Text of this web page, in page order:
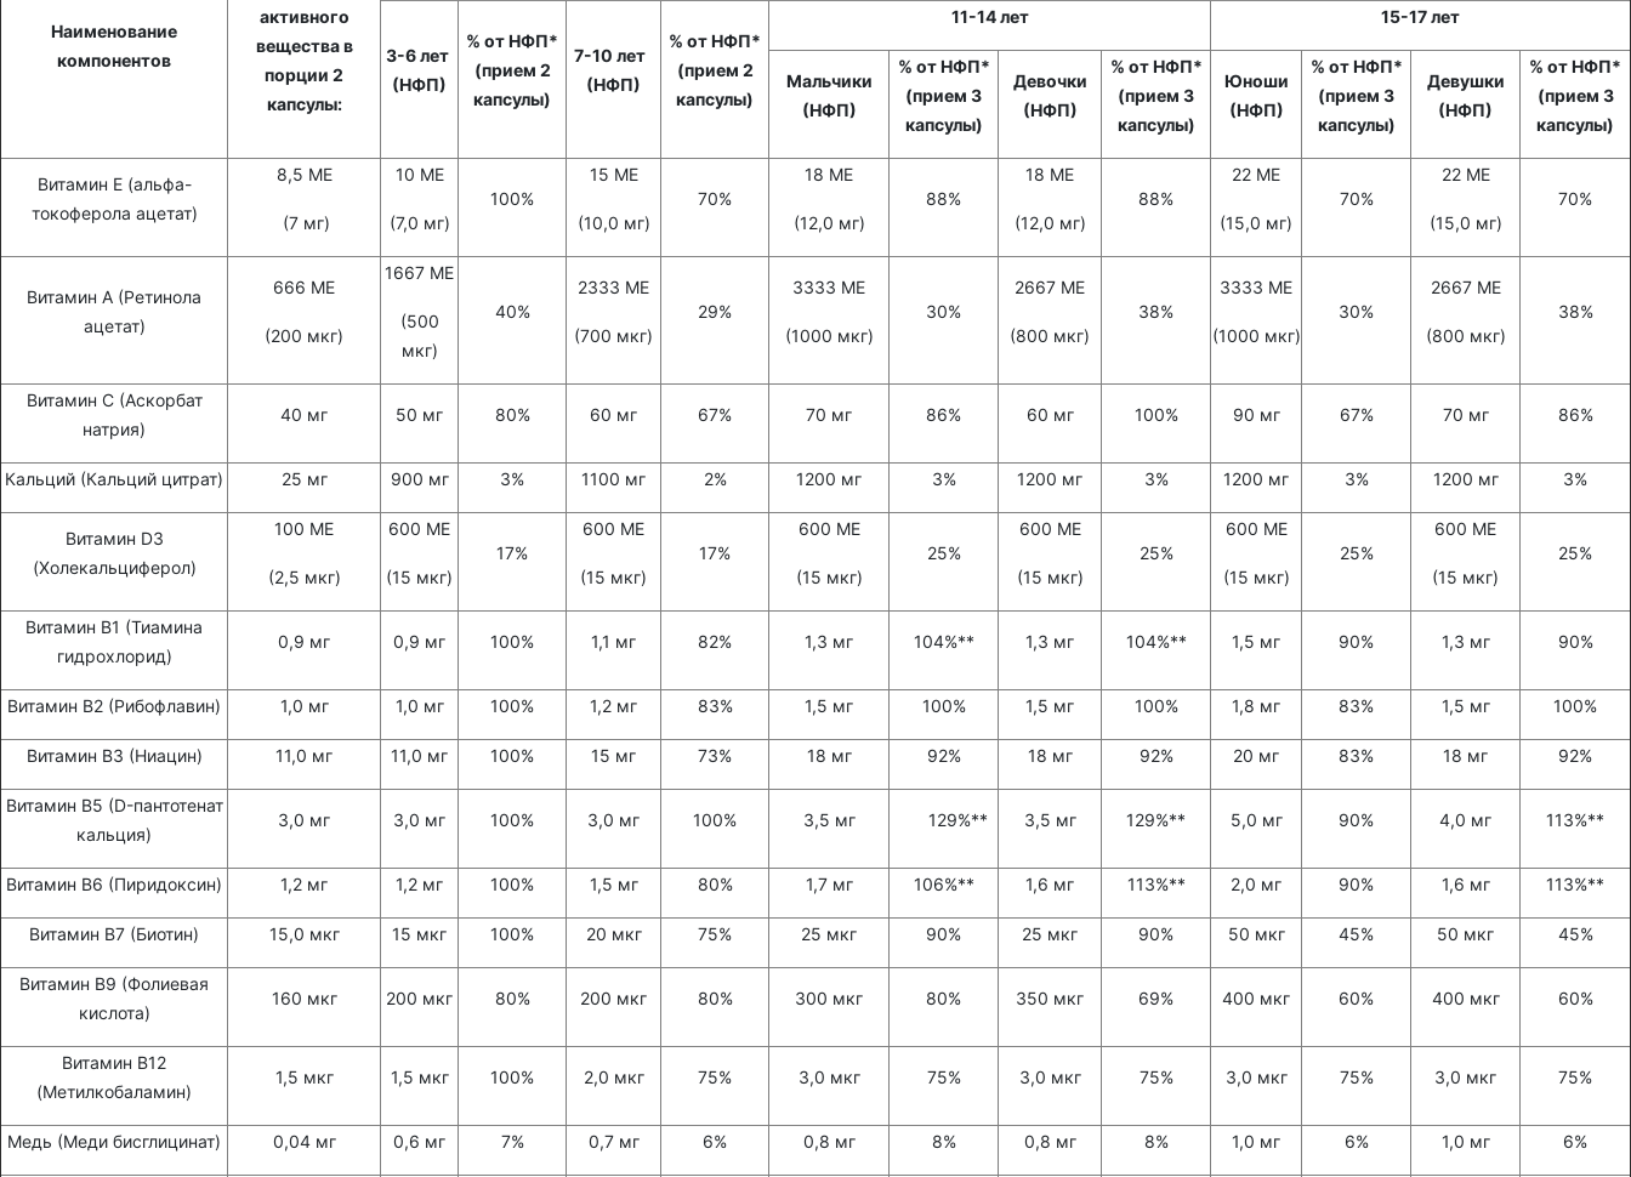
Наименование
компонентов
активного
вещества в
порции 2
капсулы:
3-6 лет
(НФП)
% от НФП*
(прием 2
капсулы)
7-10 лет
(НФП)
% от НФП*
(прием 2
капсулы)
11-14 лет 15-17 лет
Мальчики
(НФП)
% от НФП*
(прием 3
капсулы)
Девочки
(НФП)
% от НФП*
(прием 3
капсулы)
Юноши
(НФП)
% от НФП*
(прием 3
капсулы)
Девушки
(НФП)
% от НФП*
(прием 3
капсулы)
Витамин Е (альфа-
токоферола ацетат)
8,5 МЕ
(7 мг)
10 МЕ
(7,0 мг)
100%
15 МЕ
(10,0 мг)
70%
18 МЕ
(12,0 мг)
88%
18 МЕ
(12,0 мг)
88%
22 МЕ
(15,0 мг)
70%
22 МЕ
(15,0 мг)
70%
Витамин А (Ретинола
ацетат)
666 МЕ
(200 мкг)
1667 МЕ
(500
мкг)
40%
2333 МЕ
(700 мкг)
29%
3333 МЕ
(1000 мкг)
30%
2667 МЕ
(800 мкг)
38%
3333 МЕ
(1000 мкг)
30%
2667 МЕ
(800 мкг)
38%
Витамин С (Аскорбат
натрия)
40 мг 50 мг 80% 60 мг 67% 70 мг 86% 60 мг 100% 90 мг 67% 70 мг 86%
Кальций (Кальций цитрат) 25 мг 900 мг 3% 1100 мг 2% 1200 мг 3% 1200 мг 3% 1200 мг 3% 1200 мг 3%
Витамин D3
(Холекальциферол)
100 МЕ
(2,5 мкг)
600 МЕ
(15 мкг)
17%
600 МЕ
(15 мкг)
17%
600 МЕ
(15 мкг)
25%
600 МЕ
(15 мкг)
25%
600 МЕ
(15 мкг)
25%
600 МЕ
(15 мкг)
25%
Витамин В1 (Тиамина
гидрохлорид)
0,9 мг 0,9 мг 100% 1,1 мг 82% 1,3 мг 104%** 1,3 мг 104%** 1,5 мг 90% 1,3 мг 90%
Витамин В2 (Рибофлавин) 1,0 мг 1,0 мг 100% 1,2 мг 83% 1,5 мг 100% 1,5 мг 100% 1,8 мг 83% 1,5 мг 100%
Витамин В3 (Ниацин) 11,0 мг 11,0 мг 100% 15 мг 73% 18 мг 92% 18 мг 92% 20 мг 83% 18 мг 92%
Витамин В5 (D-пантотенат
кальция)
3,0 мг 3,0 мг 100% 3,0 мг 100% 3,5 мг 129%** 3,5 мг 129%** 5,0 мг 90% 4,0 мг 113%**
Витамин В6 (Пиридоксин) 1,2 мг 1,2 мг 100% 1,5 мг 80% 1,7 мг 106%** 1,6 мг 113%** 2,0 мг 90% 1,6 мг 113%**
Витамин В7 (Биотин) 15,0 мкг 15 мкг 100% 20 мкг 75% 25 мкг 90% 25 мкг 90% 50 мкг 45% 50 мкг 45%
Витамин В9 (Фолиевая
кислота)
160 мкг 200 мкг 80% 200 мкг 80% 300 мкг 80% 350 мкг 69% 400 мкг 60% 400 мкг 60%
Витамин В12
(Метилкобаламин)
1,5 мкг 1,5 мкг 100% 2,0 мкг 75% 3,0 мкг 75% 3,0 мкг 75% 3,0 мкг 75% 3,0 мкг 75%
Медь (Меди бисглицинат) 0,04 мг 0,6 мг 7% 0,7 мг 6% 0,8 мг 8% 0,8 мг 8% 1,0 мг 6% 1,0 мг 6%